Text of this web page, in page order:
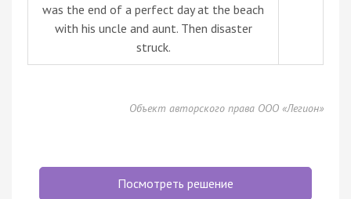
was the end of a perfect day at the beach
with his uncle and aunt. Then disaster
struck.
Объект авторского права ООО «Легион»
Посмотреть решение